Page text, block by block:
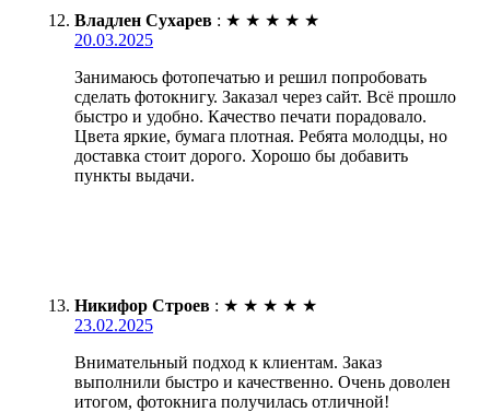
Владлен Сухарев : ★ ★ ★ ★ ★
20.03.2025
Занимаюсь фотопечатью и решил попробовать
сделать фотокнигу. Заказал через сайт. Всё прошло
быстро и удобно. Качество печати порадовало.
Цвета яркие, бумага плотная. Ребята молодцы, но
доставка стоит дорого. Хорошо бы добавить
пункты выдачи.
Никифор Строев : ★ ★ ★ ★ ★
23.02.2025
Внимательный подход к клиентам. Заказ
выполнили быстро и качественно. Очень доволен
итогом, фотокнига получилась отличной!